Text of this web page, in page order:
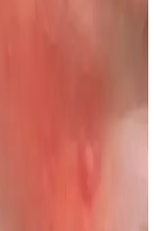
Nemlendiren ve
nemlendirirken doğal ve
uyumlu renk seçenekleri ve
çeker.
Uygun Allık Tonları